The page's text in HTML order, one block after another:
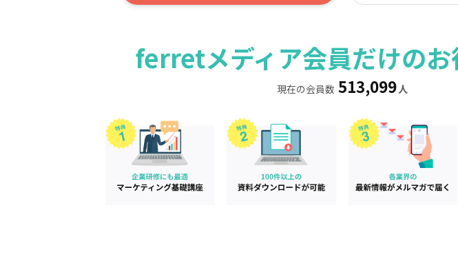
ferretメディア会員だけのお
現在の会員数 513,099 人